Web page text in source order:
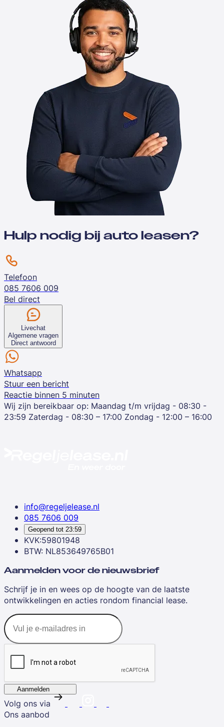
Hulp nodig bij auto leasen?
Telefoon
085 7606 009
Bel direct
Livechat
Algemene vragen
Direct antwoord
Whatsapp
Stuur een bericht
Reactie binnen 5 minuten
Wij zijn bereikbaar op: Maandag t/m vrijdag - 08:30 -
23:59 Zaterdag - 08:30 – 17:00 Zondag - 12:00 – 16:00
info@regeljelease.nl
085 7606 009
Geopend tot 23:59
KVK:59801948
BTW: NL853649765B01
Aanmelden voor de nieuwsbrief
Schrijf je in en wees op de hoogte van de laatste
ontwikkelingen en acties rondom financial lease.
Aanmelden
Volg ons via
Ons aanbod